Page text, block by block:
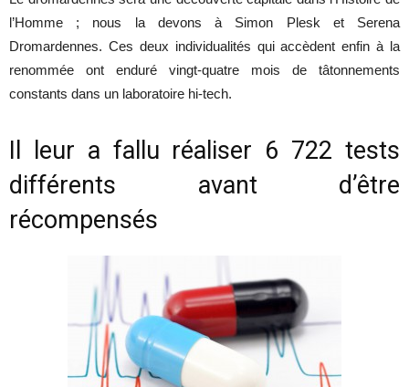
l’Homme ; nous la devons à Simon Plesk et Serena
Dromardennes. Ces deux individualités qui accèdent enfin à la
renommée ont enduré vingt-quatre mois de tâtonnements
constants dans un laboratoire hi-tech.
Il leur a fallu réaliser 6 722 tests
différents avant d’être
récompensés